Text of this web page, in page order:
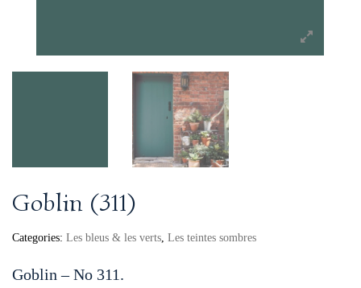
Goblin (311)
Categories: Les bleus & les verts, Les teintes sombres
Goblin – No 311.